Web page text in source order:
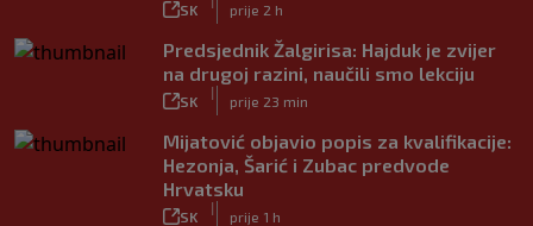
SK prije 2 h
Predsjednik Žalgirisa: Hajduk je zvijer
na drugoj razini, naučili smo lekciju
SK
|
prije 23 min
Mijatović objavio popis za kvalifikacije:
Hezonja, Šarić i Zubac predvode
Hrvatsku
SK
|
prije 1 h